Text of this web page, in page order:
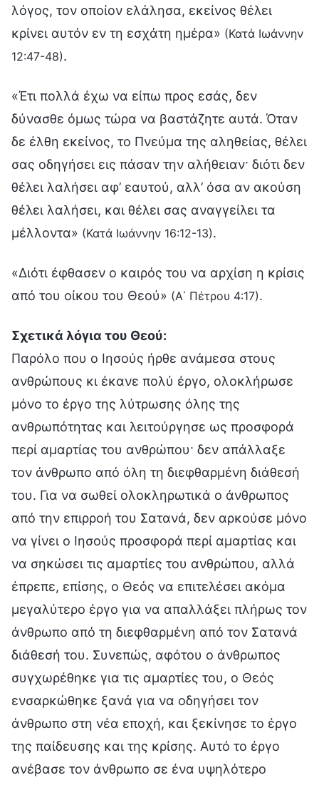
λόγος, τον οποίον ελάλησα, εκείνος θέλει
κρίνει αυτόν εν τη εσχάτη ημέρα» (Κατά Ιωάννην
12:47-48).
«Έτι πολλά έχω να είπω προς εσάς, δεν
δύνασθε όμως τώρα να βαστάζητε αυτά. Όταν
δε έλθη εκείνος, το Πνεύμα της αληθείας, θέλει
σας οδηγήσει εις πάσαν την αλήθειαν· διότι δεν
θέλει λαλήσει αφ’ εαυτού, αλλ’ όσα αν ακούση
θέλει λαλήσει, και θέλει σας αναγγείλει τα
μέλλοντα» (Κατά Ιωάννην 16:12-13).
«Διότι έφθασεν ο καιρός του να αρχίση η κρίσις
από του οίκου του Θεού» (Α΄ Πέτρου 4:17).
Σχετικά λόγια του Θεού:
Παρόλο που ο Ιησούς ήρθε ανάμεσα στους
ανθρώπους κι έκανε πολύ έργο, ολοκλήρωσε
μόνο το έργο της λύτρωσης όλης της
ανθρωπότητας και λειτούργησε ως προσφορά
περί αμαρτίας του ανθρώπου· δεν απάλλαξε
τον άνθρωπο από όλη τη διεφθαρμένη διάθεσή
του. Για να σωθεί ολοκληρωτικά ο άνθρωπος
από την επιρροή του Σατανά, δεν αρκούσε μόνο
να γίνει ο Ιησούς προσφορά περί αμαρτίας και
να σηκώσει τις αμαρτίες του ανθρώπου, αλλά
έπρεπε, επίσης, ο Θεός να επιτελέσει ακόμα
μεγαλύτερο έργο για να απαλλάξει πλήρως τον
άνθρωπο από τη διεφθαρμένη από τον Σατανά
διάθεσή του. Συνεπώς, αφότου ο άνθρωπος
συγχωρέθηκε για τις αμαρτίες του, ο Θεός
ενσαρκώθηκε ξανά για να οδηγήσει τον
άνθρωπο στη νέα εποχή, και ξεκίνησε το έργο
της παίδευσης και της κρίσης. Αυτό το έργο
ανέβασε τον άνθρωπο σε ένα υψηλότερο